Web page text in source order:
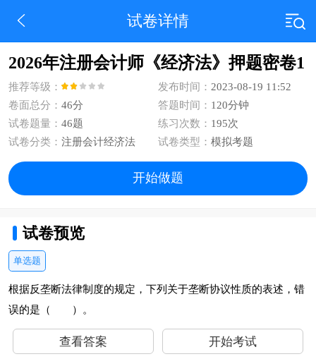
试卷详情
2026年注册会计师《经济法》押题密卷1
推荐等级： 发布时间： 2023-08-19 11:52
卷面总分： 46分 答题时间： 120分钟
试卷题量： 46题 练习次数： 195次
试卷分类： 注册会计经济法 试卷类型： 模拟考题
开始做题
试卷预览
单选题
根据反垄断法律制度的规定，下列关于垄断协议性质的表述，错
误的是（ ）。
查看答案 开始考试